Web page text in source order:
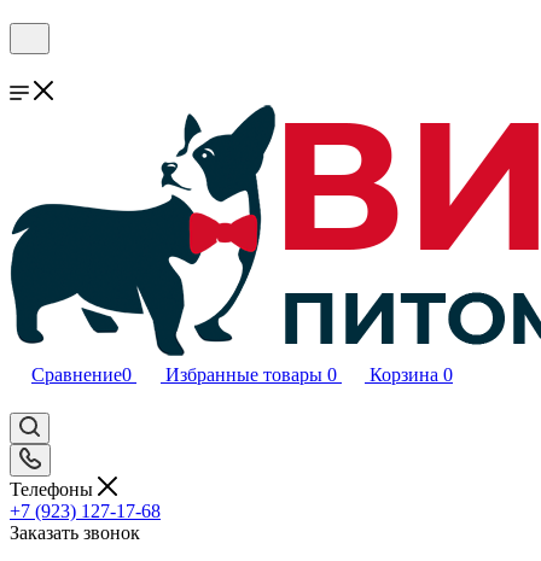
Сравнение0 Избранные товары 0 Корзина 0
Телефоны
+7 (923) 127-17-68
Заказать звонок